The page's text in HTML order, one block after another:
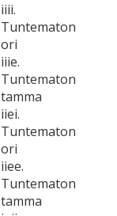
iiii.
Tuntematon
ori
iiie.
Tuntematon
tamma
iiei.
Tuntematon
ori
iiee.
Tuntematon
tamma